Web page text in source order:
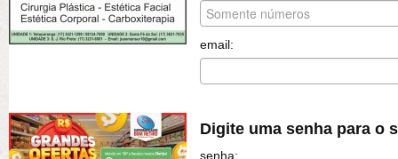
email:
Digite uma senha para o
senha: